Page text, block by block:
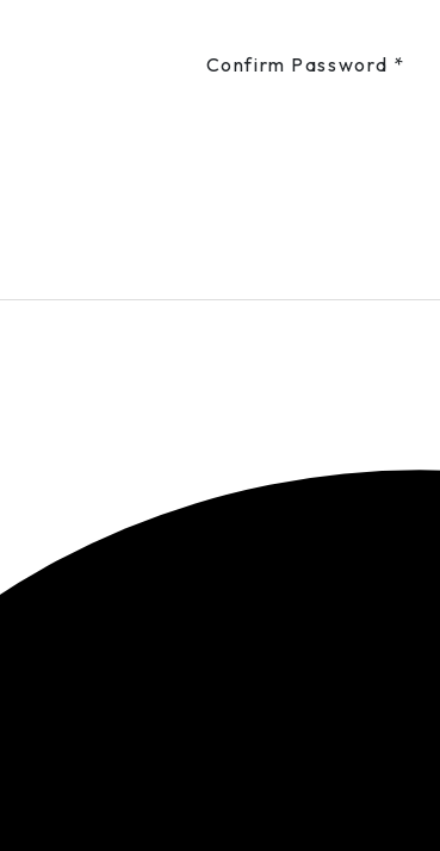
Confirm Password *